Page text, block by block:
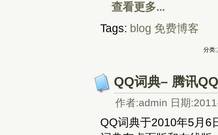
查看更多...
Tags: blog 免费博客
分类:
QQ词典– 腾讯
作者:admin 日期
QQ词典于2010年5月6